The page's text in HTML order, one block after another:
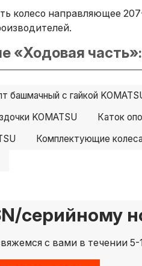
колесо направляющее
«Ходовая часть»:
башмачный с гайкой
KOMATSU Каток
Комплектующие
серийному
с вами в течении 5-